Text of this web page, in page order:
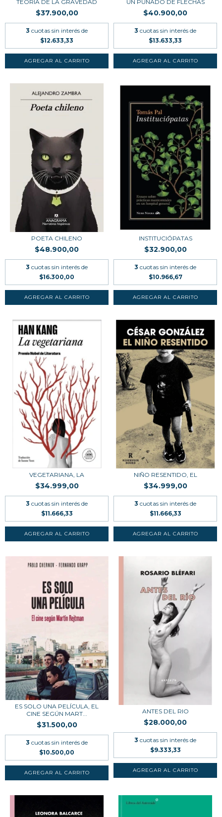
TEORÍA DE LA GRAVEDAD
$37.900,00
3 cuotas sin interés de
$12.633,33
UN PUÑADO DE FLECHAS
$40.900,00
3 cuotas sin interés de
$13.633,33
POETA CHILENO
$48.900,00
3 cuotas sin interés de
$16.300,00
INSTITUCIÓPATAS
$32.900,00
3 cuotas sin interés de
$10.966,67
VEGETARIANA, LA
$34.999,00
3 cuotas sin interés de
$11.666,33
NIÑO RESENTIDO, EL
$34.999,00
3 cuotas sin interés de
$11.666,33
ES SOLO UNA PELÍCULA, EL
CINE SEGÚN MART...
$31.500,00
3 cuotas sin interés de
$10.500,00
ANTES DEL RIO
$28.000,00
3 cuotas sin interés de
$9.333,33